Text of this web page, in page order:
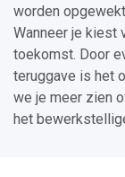
worden
Wanneer je kiest
toekomst. Door
teruggave is het
we je meer zien
het